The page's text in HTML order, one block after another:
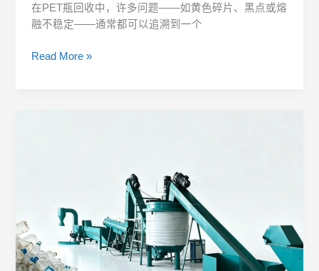
在PET瓶回收中，许多问题——如黄色碎片、黑点或熔
融不稳定——通常都可以追溯到一个
Read More »
步
说
明